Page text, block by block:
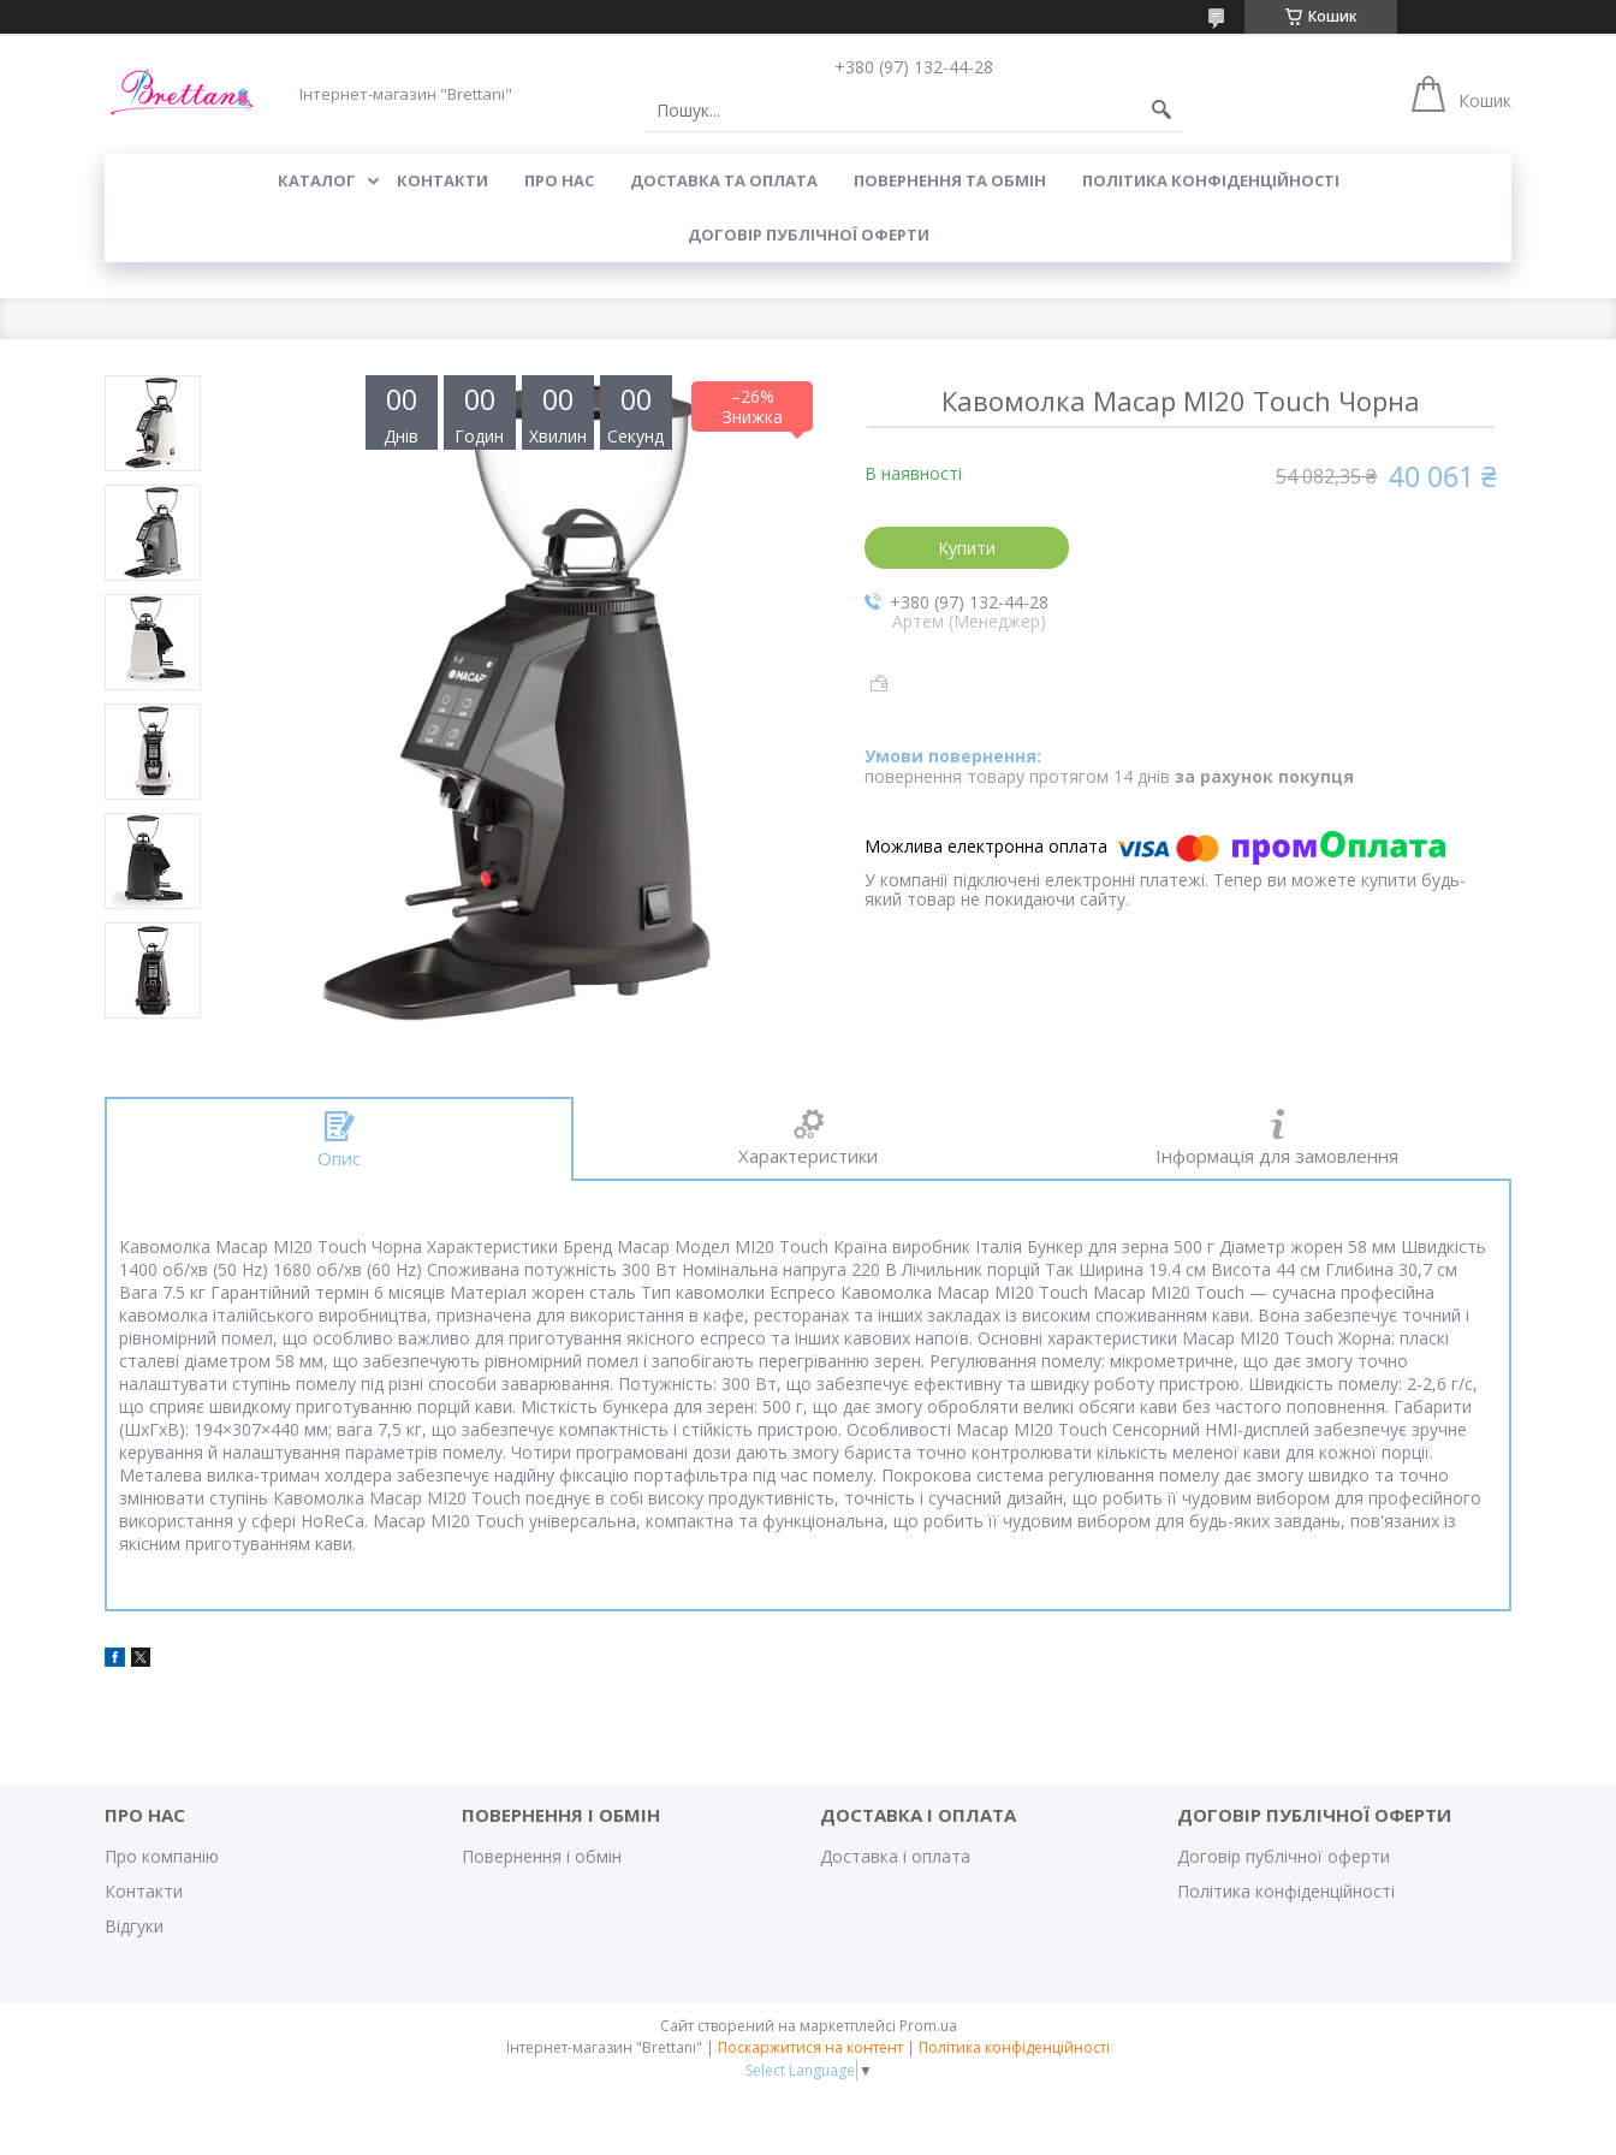
Кошик
Інтернет-магазин "Brettani"
+380 (97) 132-44-28
Кошик
КАТАЛОГ КОНТАКТИ ПРО НАС ДОСТАВКА ТА ОПЛАТА ПОВЕРНЕННЯ ТА ОБМІН ПОЛІТИКА КОНФІДЕНЦІЙНОСТІ
ДОГОВІР ПУБЛІЧНОЇ ОФЕРТИ
–26%
00
Днів
00
Годин
00
Хвилин
00
Секунд
Кавомолка Macap MI20 Touch Чорна
В наявності 54 082,35 ₴ 40 061 ₴
Купити
+380 (97) 132-44-28
Артем (Менеджер)
повернення товару протягом 14 днів за рахунок покупця
У компанії підключені електронні платежі. Тепер ви можете купити будь-
який товар не покидаючи сайту.
Опис Характеристики Інформація для замовлення
Кавомолка Macap MI20 Touch Чорна Характеристики Бренд Macap Модел MI20 Touch Країна виробник Італія Бункер для зерна 500 г Діаметр жорен 58 мм Швидкість
1400 об/хв (50 Hz) 1680 об/хв (60 Hz) Споживана потужність 300 Вт Номінальна напруга 220 В Лічильник порцій Так Ширина 19.4 см Висота 44 см Глибина 30,7 см
Вага 7.5 кг Гарантійний термін 6 місяців Матеріал жорен сталь Тип кавомолки Еспресо Кавомолка Macap MI20 Touch Macap MI20 Touch — сучасна професійна
кавомолка італійського виробництва, призначена для використання в кафе, ресторанах та інших закладах із високим споживанням кави. Вона забезпечує точний і
рівномірний помел, що особливо важливо для приготування якісного еспресо та інших кавових напоїв. Основні характеристики Macap MI20 Touch Жорна: пласкі
сталеві діаметром 58 мм, що забезпечують рівномірний помел і запобігають перегріванню зерен. Регулювання помелу: мікрометричне, що дає змогу точно
налаштувати ступінь помелу під різні способи заварювання. Потужність: 300 Вт, що забезпечує ефективну та швидку роботу пристрою. Швидкість помелу: 2-2,6 г/с,
що сприяє швидкому приготуванню порцій кави. Місткість бункера для зерен: 500 г, що дає змогу обробляти великі обсяги кави без частого поповнення. Габарити
(ШхГхВ): 194×307×440 мм; вага 7,5 кг, що забезпечує компактність і стійкість пристрою. Особливості Macap MI20 Touch Сенсорний HMI-дисплей забезпечує зручне
керування й налаштування параметрів помелу. Чотири програмовані дози дають змогу бариста точно контролювати кількість меленої кави для кожної порції.
Металева вилка-тримач холдера забезпечує надійну фіксацію портафільтра під час помелу. Покрокова система регулювання помелу дає змогу швидко та точно
змінювати ступінь Кавомолка Macap MI20 Touch поєднує в собі високу продуктивність, точність і сучасний дизайн, що робить її чудовим вибором для професійного
використання у сфері HoReCa. Macap MI20 Touch універсальна, компактна та функціональна, що робить її чудовим вибором для будь-яких завдань, пов'язаних із
якісним приготуванням кави.
ПРО НАС
Про компанію
Контакти
Відгуки
ПОВЕРНЕННЯ І ОБМІН
Повернення і обмін
ДОСТАВКА І ОПЛАТА
Доставка і оплата
ДОГОВІР ПУБЛІЧНОЇ ОФЕРТИ
Договір публічної оферти
Політика конфіденційності
Сайт створений на маркетплейсі Prom.ua
Інтернет-магазин "Brettani" | Поскаржитися на контент | Політика конфіденційності
Select Language ▼